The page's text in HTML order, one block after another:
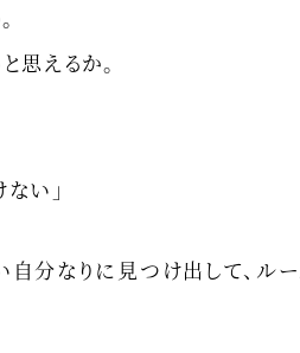
思えるか。
い」
分なりに見つけ出して、ルー